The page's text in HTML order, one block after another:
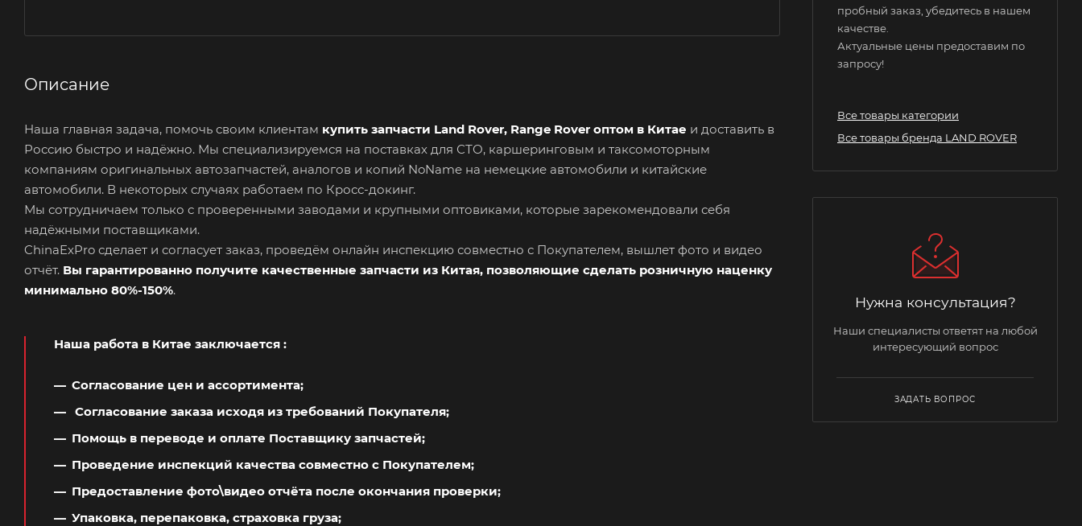
Описание
Наша главная задача, помочь своим клиентам купить запчасти Land Rover, Range Rover оптом в Китае и доставить в
Россию быстро и надёжно. Мы специализируемся на поставках для СТО, каршеринговым и таксомоторным
компаниям оригинальных автозапчастей, аналогов и копий NoName на немецкие автомобили и китайские
автомобили. В некоторых случаях работаем по Кросс-докинг.
Мы сотрудничаем только с проверенными заводами и крупными оптовиками, которые зарекомендовали себя
надёжными поставщиками.
ChinaExPro сделает и согласует заказ, проведём онлайн инспекцию совместно с Покупателем, вышлет фото и видео
отчёт. Вы гарантированно получите качественные запчасти из Китая, позволяющие сделать розничную наценку
минимально 80%-150%.
Наша работа в Китае заключается :
Согласование цен и ассортимента;
Согласование заказа исходя из требований Покупателя;
Помощь в переводе и оплате Поставщику запчастей;
Проведение инспекций качества совместно с Покупателем;
Предоставление фото\видео отчёта после окончания проверки;
Упаковка, перепаковка, страховка груза;
пробный заказ, убедитесь в нашем
качестве.
Актуальные цены предоставим по
запросу!
Все товары категории
Все товары бренда LAND ROVER
Нужна консультация?
Наши специалисты ответят на любой
интересующий вопрос
ЗАДАТЬ ВОПРОС